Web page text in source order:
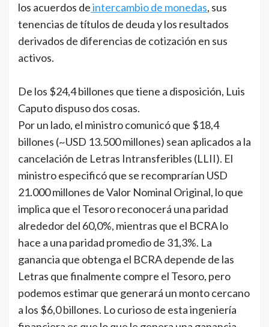
los acuerdos deintercambio de monedas, sus
tenencias de títulos de deuda y los resultados
derivados de diferencias de cotización en sus
activos.
De los $24,4 billones que tiene a disposición, Luis
Caputo dispuso dos cosas.
Por un lado, el ministro comunicó que $18,4
billones (~USD 13.500 millones) sean aplicados a la
cancelación de Letras Intransferibles (LLII). El
ministro especificó que se recomprarían USD
21.000 millones de Valor Nominal Original, lo que
implica que el Tesoro reconocerá una paridad
alrededor del 60,0%, mientras que el BCRA lo
hace a una paridad promedio de 31,3%. La
ganancia que obtenga el BCRA depende de las
Letras que finalmente compre el Tesoro, pero
podemos estimar que generará un monto cercano
a los $6,0 billones. Lo curioso de esta ingeniería